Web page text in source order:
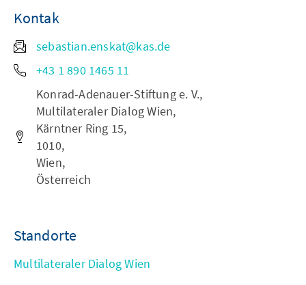
Kontak
sebastian.enskat@kas.de
+43 1 890 1465 11
Konrad-Adenauer-Stiftung e. V.,
Multilateraler Dialog Wien,
Kärntner Ring 15,
1010,
Wien,
Österreich
Standorte
Multilateraler Dialog Wien